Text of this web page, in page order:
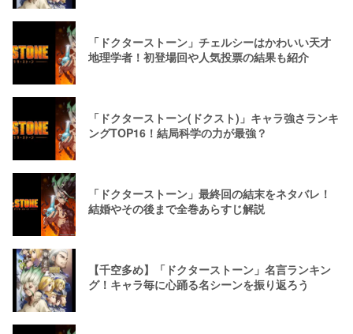
「ドクターストーン」チェルシーはかわいい天才
地理学者！初登場回や人気投票の結果も紹介
「ドクターストーン(ドクスト)」キャラ強さランキ
ングTOP16！結局科学の力が最強？
「ドクターストーン」最終回の結末をネタバレ！
結婚やその後まで全巻あらすじ解説
【千空多め】「ドクターストーン」名言ランキン
グ！キャラ毎に心踊る名シーンを振り返ろう